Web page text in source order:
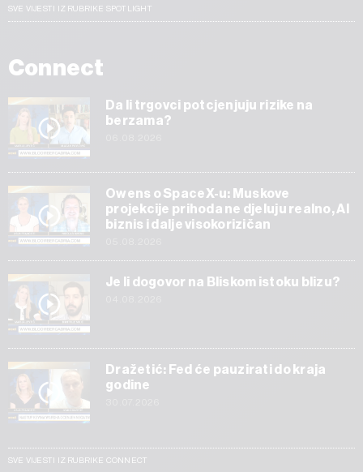
SVE VIJESTI IZ RUBRIKE SPOTLIGHT
Connect
Da li trgovci potcjenjuju rizike na
berzama?
Owens o SpaceX-u: Muskove
projekcije prihoda ne djeluju realno, AI
biznis i dalje visokorizičan
Je li dogovor na Bliskom istoku blizu?
Dražetić: Fed će pauzirati do kraja
godine
SVE VIJESTI IZ RUBRIKE CONNECT